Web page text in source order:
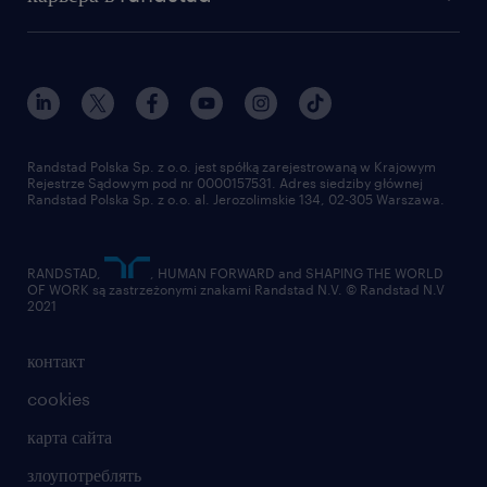
институт исследований randstad
для медиа
для поставщиков
наш мир
работа в randstad
отправить резюме
контакт
cookies
карта сайта
злоупотреблять
Randstad Polska Sp. z o.o. jest spółką zarejestrowaną w Krajowym
Rejestrze Sądowym pod nr 0000157531. Adres siedziby głównej
Randstad Polska Sp. z o.o. al. Jerozolimskie 134, 02-305 Warszawa.
RANDSTAD,
, HUMAN FORWARD and SHAPING THE WORLD
OF WORK są zastrzeżonymi znakami Randstad N.V. © Randstad N.V
2021